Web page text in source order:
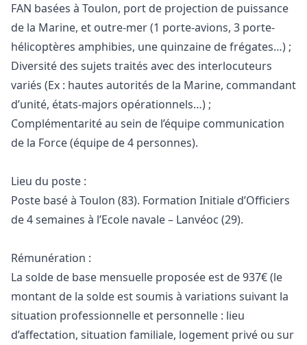
FAN basées à Toulon, port de projection de puissance
de la Marine, et outre-mer (1 porte-avions, 3 porte-
hélicoptères amphibies, une quinzaine de frégates…) ;
Diversité des sujets traités avec des interlocuteurs
variés (Ex : hautes autorités de la Marine, commandant
d’unité, états-majors opérationnels…) ;
Complémentarité au sein de l’équipe communication
de la Force (équipe de 4 personnes).
Lieu du poste :
Poste basé à Toulon (83). Formation Initiale d’Officiers
de 4 semaines à l’Ecole navale – Lanvéoc (29).
Rémunération :
La solde de base mensuelle proposée est de 937€ (le
montant de la solde est soumis à variations suivant la
situation professionnelle et personnelle : lieu
d’affectation, situation familiale, logement privé ou sur